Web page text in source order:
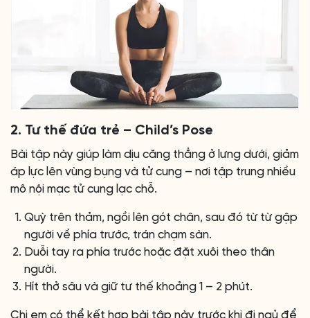
2. Tư thế đứa trẻ – Child’s Pose
Bài tập này giúp làm dịu căng thẳng ở lưng dưới, giảm
áp lực lên vùng bụng và tử cung – nơi tập trung nhiều
mô nội mạc tử cung lạc chỗ.
Quỳ trên thảm, ngồi lên gót chân, sau đó từ từ gập
người về phía trước, trán chạm sàn.
Duỗi tay ra phía trước hoặc đặt xuôi theo thân
người.
Hít thở sâu và giữ tư thế khoảng 1 – 2 phút.
Chị em có thể kết hợp bài tập này trước khi đi ngủ để